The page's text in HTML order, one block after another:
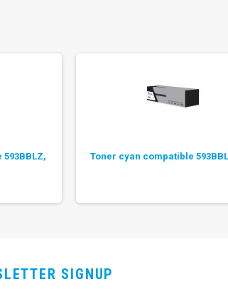
Toner cyan compatible
SIGNUP